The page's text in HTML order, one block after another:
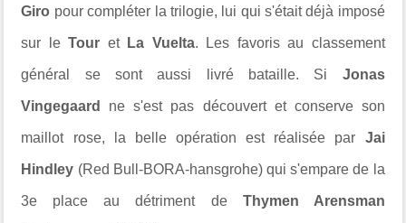
Giro pour compléter la trilogie, lui qui s'était déjà imposé
sur leTour et La Vuelta. Les favoris au classement
général se sont aussi livré bataille. Si Jonas
Vingegaard ne s'est pas découvert et conserve son
maillot rose, la belle opération est réalisée par Jai
Hindley (Red Bull-BORA-hansgrohe) qui s'empare de la
3e place au détriment de Thymen Arensman